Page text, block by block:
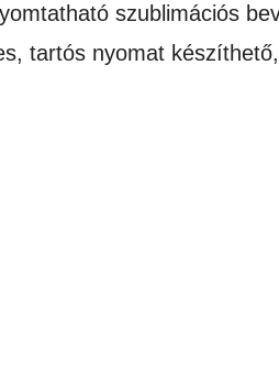
szublimációs
tartós nyomat